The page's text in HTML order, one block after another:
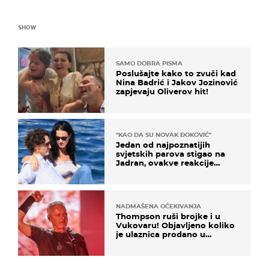
SHOW
SAMO DOBRA PISMA
Poslušajte kako to zvuči kad
Nina Badrić i Jakov Jozinović
zapjevaju Oliverov hit!
"KAO DA SU NOVAK ĐOKOVIĆ"
Jedan od najpoznatijih
svjetskih parova stigao na
Jadran, ovakve reakcije
NADMAŠENA OČEKIVANJA
Thompson ruši brojke i u
Vukovaru! Objavljeno koliko
je ulaznica prodano u